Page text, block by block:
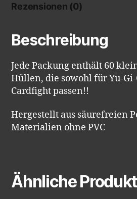
Rezensionen (0)
Beschreibung
Jede Packung enthält 60
Hüllen, die sowohl für Yu-
Cardfight passen!!
Hergestellt aus säurefreien
Materialien ohne PVC
Ähnliche